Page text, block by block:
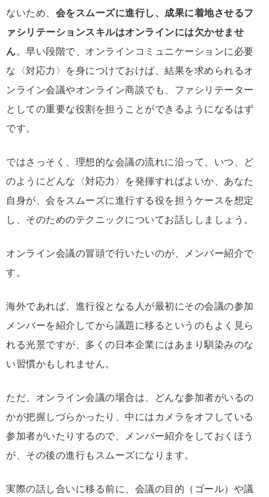
ないため、 会をスムーズに進行し、成果に着地させるフ
ァシリテーションスキルはオンラインには欠かせませ
ん。早い段階で、オンラインコミュニケーションに必要
な〈対応力〉を身につけておけば、結果を求められるオ
ンライン会議やオンライン商談でも、ファシリテーター
としての重要な役割を担うことができるようになるはず
です。
ではさっそく、理想的な会議の流れに沿って、いつ、ど
のようにどんな〈対応力〉を発揮すればよいか、あなた
自身が、会をスムーズに進行する役を担うケースを想定
し、そのためのテクニックについてお話ししましょう。
オンライン会議の冒頭で行いたいのが、メンバー紹介で
す。
海外であれば、進行役となる人が最初にその会議の参加
メンバーを紹介してから議題に移るというのもよく見ら
れる光景ですが、多くの日本企業にはあまり馴染みのな
い習慣かもしれません。
ただ、オンライン会議の場合は、どんな参加者がいるの
かが把握しづらかったり、中にはカメラをオフしている
参加者がいたりするので、メンバー紹介をしておくほう
が、その後の進行もスムーズになります。
実際の話し合いに移る前に、会議の目的（ゴール）や議